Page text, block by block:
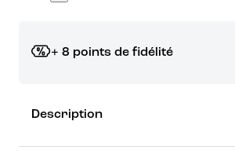
+ 8 points de fidélité
rêver !
Découvrez les récompenses
Description